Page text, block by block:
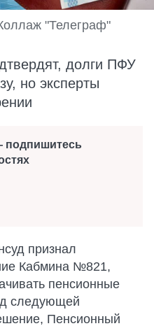
"Телеграф"
долги ПФУ
но эксперты
подпишитесь
признал
Кабмина №821,
пенсионные
следующей
Пенсионный